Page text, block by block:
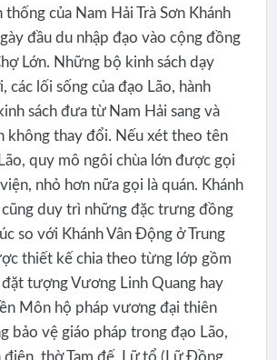
của Nam Hải Trà Sơn Khánh
đầu du nhập đạo vào cộng đồng
Lớn. Những bộ kinh sách dạy
các lối sống của đạo Lão, hành
sách đưa từ Nam Hải sang và
không thay đổi. Nếu xét theo tên
quy mô ngôi chùa lớn được gọi
viện, nhỏ hơn nữa gọi là quán. Khánh
cũng duy trì những đặc trưng đồng
so với Khánh Vân Động ở Trung
thiết kế chia theo từng lớp gồm
tượng Vương Linh Quang hay
Môn hộ pháp vương đại thiên
bảo vệ giáo pháp trong đạo Lão,
điện, thờ Tam đế, Lữ tổ (Lữ Đồng